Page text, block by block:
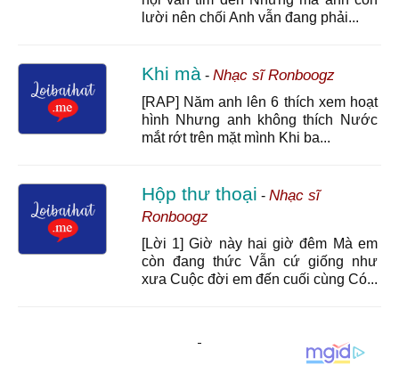
lười nên chối Anh vẫn đang phải...
Khi mà- Nhạc sĩ Ronboogz
[RAP] Năm anh lên 6 thích xem hoạt
hình Nhưng anh không thích Nước
mắt rớt trên mặt mình Khi ba...
Hộp thư thoại - Nhạc sĩ
Ronboogz
[Lời 1] Giờ này hai giờ đêm Mà em
còn đang thức Vẫn cứ giống như
xưa Cuộc đời em đến cuối cùng Có...